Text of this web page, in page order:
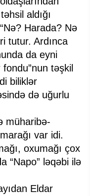
aldığı
Harada? Nə
tutur. Ardınca
da eyni
təşkil
biliklər
də uğurlu
müharibə-
var idi.
oxumağı çox
“Napo” ləqəbi ilə
Eldar